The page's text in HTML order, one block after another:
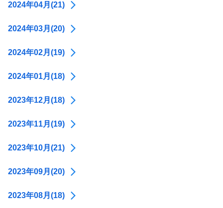
2024年04月(21)
2024年03月(20)
2024年02月(19)
2024年01月(18)
2023年12月(18)
2023年11月(19)
2023年10月(21)
2023年09月(20)
2023年08月(18)